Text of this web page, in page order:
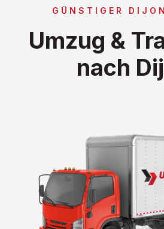
GÜNSTIGER
Umzug &
nach